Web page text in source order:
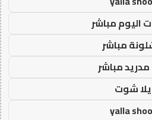
اليوم مباشر
مباشر
مدريد مباشر
يلا شوت
yalla